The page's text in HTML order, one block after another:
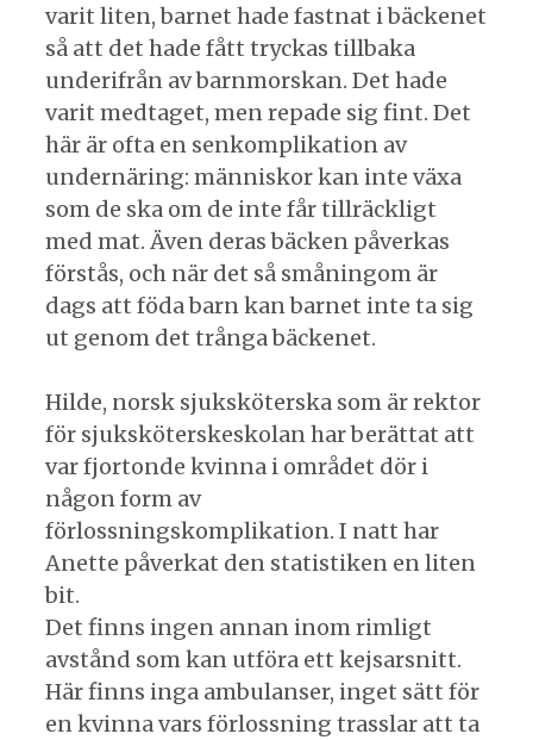
varit liten, barnet hade fastnat i bäckenet
så att det hade fått tryckas tillbaka
underifrån av barnmorskan. Det hade
varit medtaget, men repade sig fint. Det
här är ofta en senkomplikation av
undernäring: människor kan inte växa
som de ska om de inte får tillräckligt
med mat. Även deras bäcken påverkas
förstås, och när det så småningom är
dags att föda barn kan barnet inte ta sig
ut genom det trånga bäckenet.
Hilde, norsk sjuksköterska som är rektor
för sjuksköterskeskolan har berättat att
var fjortonde kvinna i området dör i
någon form av
förlossningskomplikation. I natt har
Anette påverkat den statistiken en liten
bit.
Det finns ingen annan inom rimligt
avstånd som kan utföra ett kejsarsnitt.
Här finns inga ambulanser, inget sätt för
en kvinna vars förlossning trasslar att ta